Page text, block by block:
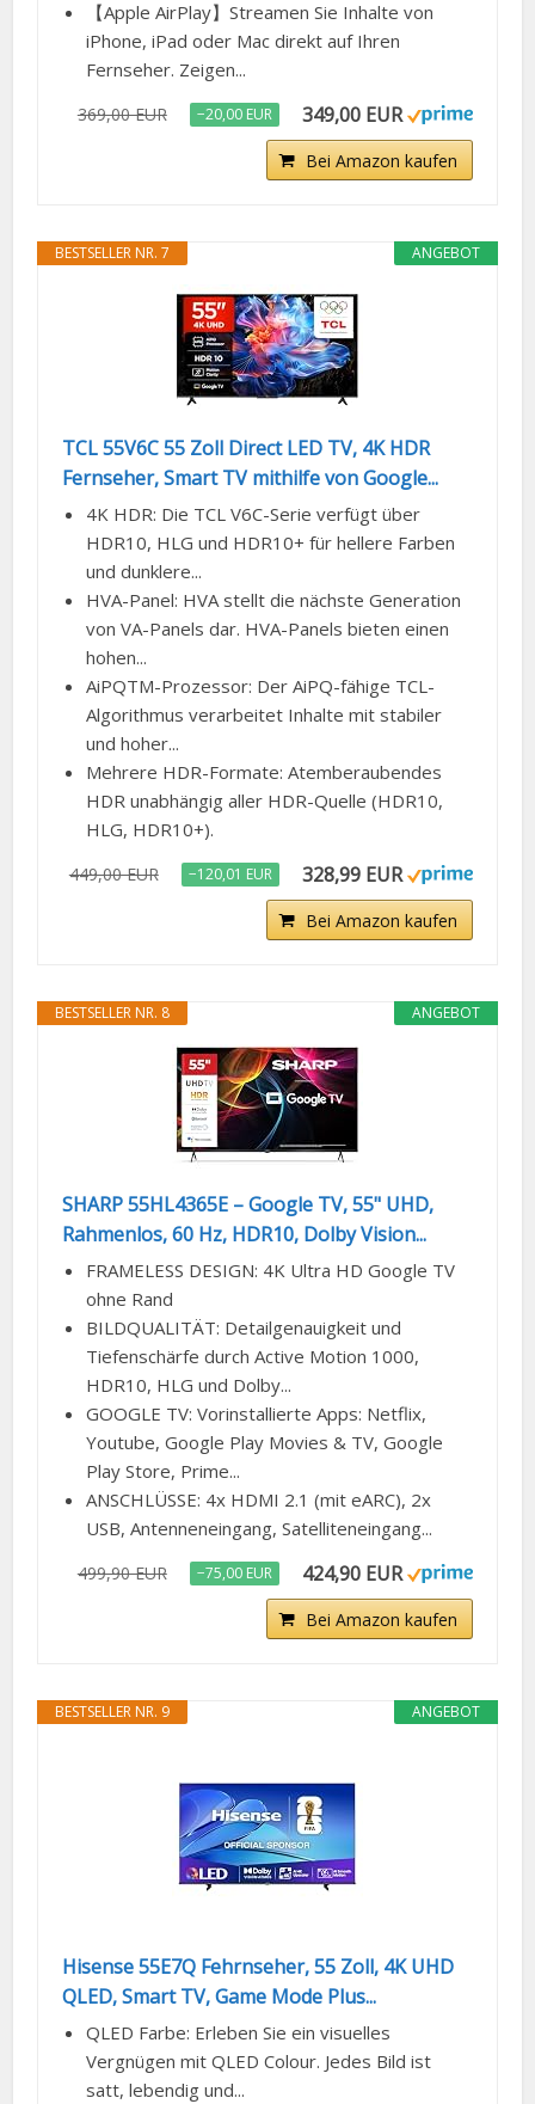
【Apple AirPlay】Streamen Sie Inhalte von
iPhone, iPad oder Mac direkt auf Ihren
Fernseher. Zeigen...
369,00 EUR −20,00 EUR 349,00 EUR
Bei Amazon kaufen
ANGEBOT
BESTSELLER NR. 7
TCL 55V6C 55 Zoll Direct LED TV, 4K HDR
Fernseher, Smart TV mithilfe von Google...
4K HDR: Die TCL V6C-Serie verfügt über
HDR10, HLG und HDR10+ für hellere Farben
und dunklere...
HVA-Panel: HVA stellt die nächste Generation
von VA-Panels dar. HVA-Panels bieten einen
hohen...
AiPQTM-Prozessor: Der AiPQ-fähige TCL-
Algorithmus verarbeitet Inhalte mit stabiler
und hoher...
Mehrere HDR-Formate: Atemberaubendes
HDR unabhängig aller HDR-Quelle (HDR10,
HLG, HDR10+).
449,00 EUR −120,01 EUR 328,99 EUR
Bei Amazon kaufen
ANGEBOT
BESTSELLER NR. 8
SHARP 55HL4365E – Google TV, 55" UHD,
Rahmenlos, 60 Hz, HDR10, Dolby Vision...
FRAMELESS DESIGN: 4K Ultra HD Google TV
ohne Rand
BILDQUALITÄT: Detailgenauigkeit und
Tiefenschärfe durch Active Motion 1000,
HDR10, HLG und Dolby...
GOOGLE TV: Vorinstallierte Apps: Netflix,
Youtube, Google Play Movies & TV, Google
Play Store, Prime...
ANSCHLÜSSE: 4x HDMI 2.1 (mit eARC), 2x
USB, Antenneneingang, Satelliteneingang...
499,90 EUR −75,00 EUR 424,90 EUR
Bei Amazon kaufen
ANGEBOT
BESTSELLER NR. 9
Hisense 55E7Q Fehrnseher, 55 Zoll, 4K UHD
QLED, Smart TV, Game Mode Plus...
QLED Farbe: Erleben Sie ein visuelles
Vergnügen mit QLED Colour. Jedes Bild ist
satt, lebendig und...